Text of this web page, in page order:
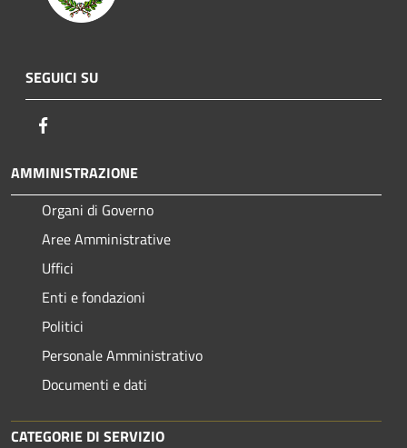
SEGUICI SU
AMMINISTRAZIONE
Organi di Governo
Aree Amministrative
Uffici
Enti e fondazioni
Politici
Personale Amministrativo
Documenti e dati
CATEGORIE DI SERVIZIO